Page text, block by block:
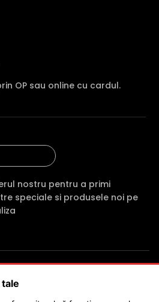
OP sau online cu cardul.
nostru pentru a primi
speciale si produsele noi pe
RO34846331· Reg. Com.:
200 RON · Sediu: Str. Petrache
·
tale